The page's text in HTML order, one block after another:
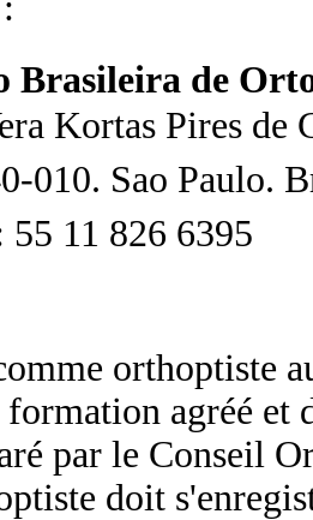
Brasileira de
Kortas Pires de
010. Sao Paulo.
11 826 6395
orthoptiste
agréé et
par le Conseil
doit